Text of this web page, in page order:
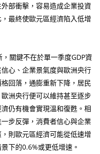
部衝擊，容易造成企業投資
最終使歐元區經濟陷入低增
關鍵不在於單一季度GDP資
心、企業景氣度與歐洲央行
回落，通膨重新下降，居民
洲央行便可以維持甚至逐步
仍有機會實現溫和復甦。相
步反彈，消費者信心與企業
則歐元區經濟可能從低速增
下的0.6%或更低增速。